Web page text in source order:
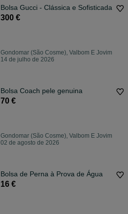
Bolsa Gucci - Clássica e Sofisticada
300 €
Gondomar (São Cosme), Valbom E Jovim
14 de julho de 2026
Bolsa Coach pele genuina
70 €
Gondomar (São Cosme), Valbom E Jovim
02 de agosto de 2026
Bolsa de Perna à Prova de Água
16 €